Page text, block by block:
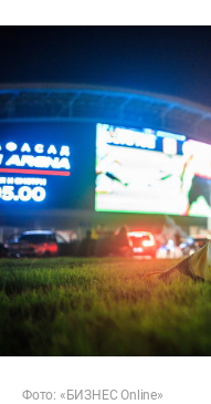
Фото: «БИЗНЕС Online»